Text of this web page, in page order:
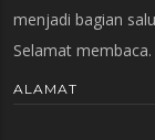
menjadi bagian
Selamat membaca.
ALAMAT